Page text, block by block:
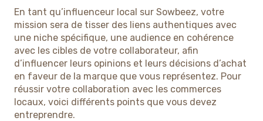
En tant qu’influenceur local sur Sowbeez, votre
mission sera de tisser des liens authentiques avec
une niche spécifique, une audience en cohérence
avec les cibles de votre collaborateur, afin
d’influencer leurs opinions et leurs décisions d’achat
en faveur de la marque que vous représentez. Pour
réussir votre collaboration avec les commerces
locaux, voici différents points que vous devez
entreprendre.